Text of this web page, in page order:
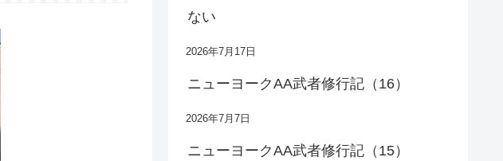
ない
2026年7月17日
ニューヨークAA武者修行記（16）
2026年7月7日
ニューヨークAA武者修行記（15）